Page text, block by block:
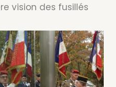
vision des fusillés